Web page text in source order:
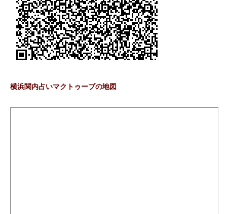
横浜関内占いマクトゥーブの地図